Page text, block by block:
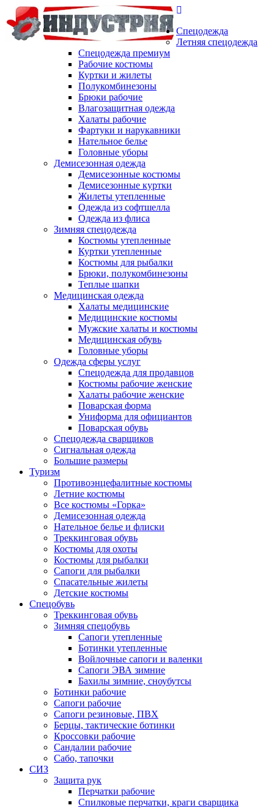
Спецодежда
Летняя спецодежда
Спецодежда премиум
Рабочие костюмы
Куртки и жилеты
Полукомбинезоны
Брюки рабочие
Влагозащитная одежда
Халаты рабочие
Фартуки и нарукавники
Нательное белье
Головные уборы
Демисезонная одежда
Демисезонные костюмы
Демисезонные куртки
Жилеты утепленные
Одежда из софтшелла
Одежда из флиса
Зимняя спецодежда
Костюмы утепленные
Куртки утепленные
Костюмы для рыбалки
Брюки, полукомбинезоны
Теплые шапки
Медицинская одежда
Халаты медицинские
Медицинские костюмы
Мужские халаты и костюмы
Медицинская обувь
Головные уборы
Одежда сферы услуг
Спецодежда для продавцов
Костюмы рабочие женские
Халаты рабочие женские
Поварская форма
Униформа для официантов
Поварская обувь
Спецодежда сварщиков
Сигнальная одежда
Большие размеры
Туризм
Противоэнцефалитные костюмы
Летние костюмы
Все костюмы «Горка»
Демисезонная одежда
Нательное белье и флиски
Треккинговая обувь
Костюмы для охоты
Костюмы для рыбалки
Сапоги для рыбалки
Спасательные жилеты
Детские костюмы
Спецобувь
Треккинговая обувь
Зимняя спецобувь
Сапоги утепленные
Ботинки утепленные
Войлочные сапоги и валенки
Сапоги ЭВА зимние
Бахилы зимние, сноубутсы
Ботинки рабочие
Сапоги рабочие
Сапоги резиновые, ПВХ
Берцы, тактические ботинки
Кроссовки рабочие
Сандалии рабочие
Сабо, тапочки
СИЗ
Защита рук
Перчатки рабочие
Спилковые перчатки, краги сварщика